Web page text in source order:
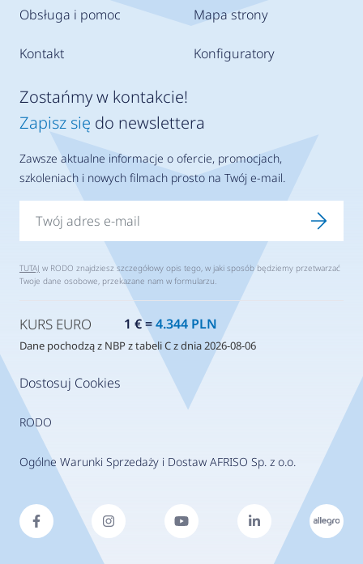
Obsługa i pomoc
Kontakt
Mapa strony
Konfiguratory
Dostosuj Cookies
RODO
Ogólne Warunki Sprzedaży i Dostaw AFRISO Sp. z o.o.
Zostańmy w kontakcie!
Zapisz się do newslettera
Zawsze aktualne informacje o ofercie, promocjach,
szkoleniach i nowych filmach prosto na Twój e-mail.
TUTAJ w RODO znajdziesz szczegółowy opis tego, w jaki sposób będziemy przetwarzać
Twoje dane osobowe, przekazane nam w formularzu.
KURS EURO 1 € =4.344 PLN
Dane pochodzą z NBP z tabeli C z dnia 2026-08-06